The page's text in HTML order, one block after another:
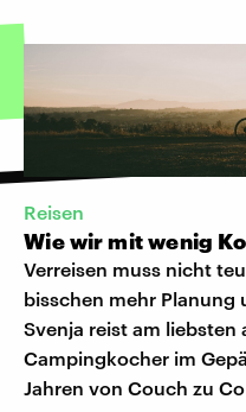
Reisen
Wie wir mit wenig
Verreisen muss nicht
bisschen mehr Planung
Svenja reist am liebsten
Campingkocher im
Jahren von Couch zu